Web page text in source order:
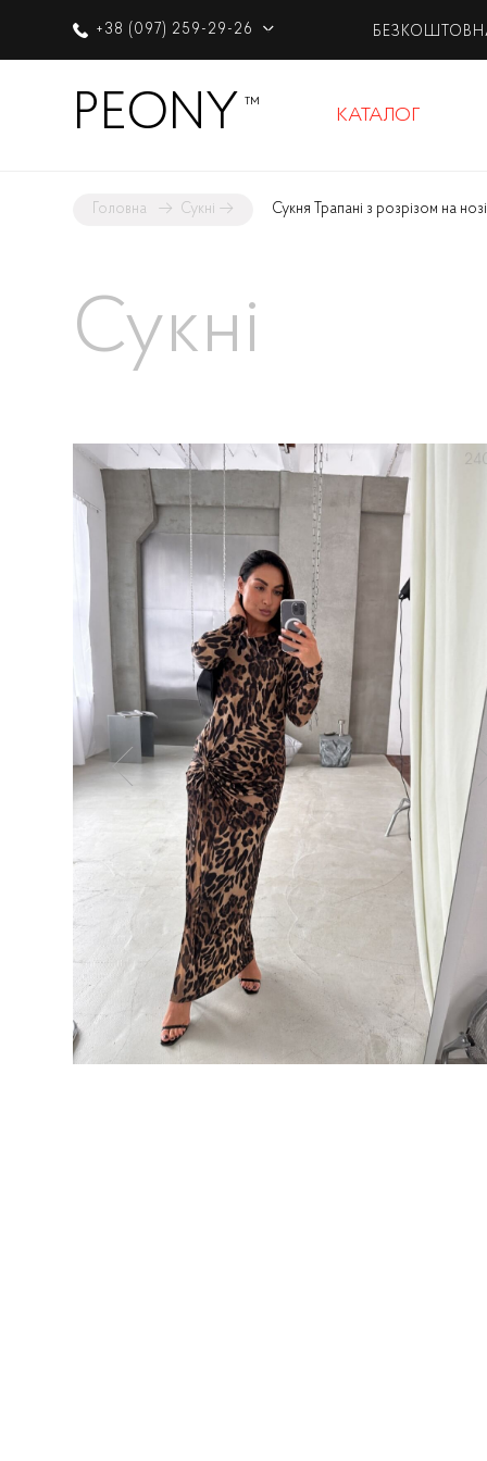
+38 (097) 259-29-26
PEONY ™ КАТАЛОГ
Головна → Сукні → Сукня Трапані з розрізом на нозі
Сукні